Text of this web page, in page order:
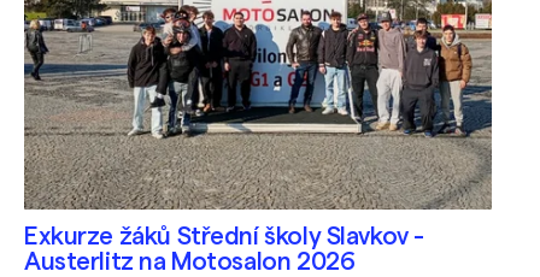
Exkurze žáků Střední školy Slavkov -
Austerlitz na Motosalon 2026